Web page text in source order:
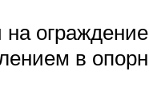
на
в